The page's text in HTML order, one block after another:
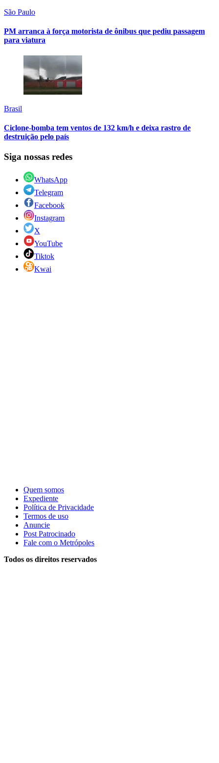
São Paulo
PM arranca à força motorista de ônibus que pediu passagem
para viatura
Brasil
Ciclone-bomba tem ventos de 132 km/h e deixa rastro de
destruição pelo país
Siga nossas redes
WhatsApp
Telegram
Facebook
Instagram
X
YouTube
Tiktok
Kwai
Quem somos
Expediente
Política de Privacidade
Termos de uso
Anuncie
Post Patrocinado
Fale com o Metrópoles
Todos os direitos reservados